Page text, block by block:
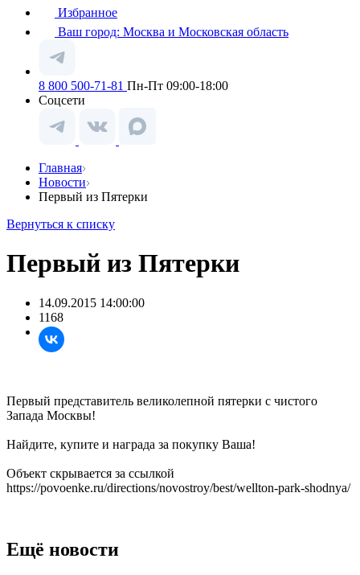
Избранное
Ваш город: Москва и Московская область
8 800 500-71-81 Пн-Пт 09:00-18:00
Соцсети
Главная
Новости
Первый из Пятерки
Вернуться к списку
Первый из Пятерки
14.09.2015 14:00:00
1168
Первый представитель великолепной пятерки с чистого
Запада Москвы!
Найдите, купите и награда за покупку Ваша!
Объект скрывается за ссылкой
https://povoenke.ru/directions/novostroy/best/wellton-park-shodnya/
Ещё новости